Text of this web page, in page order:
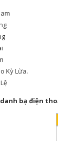
Kỳ Lừa.
danh bạ điện